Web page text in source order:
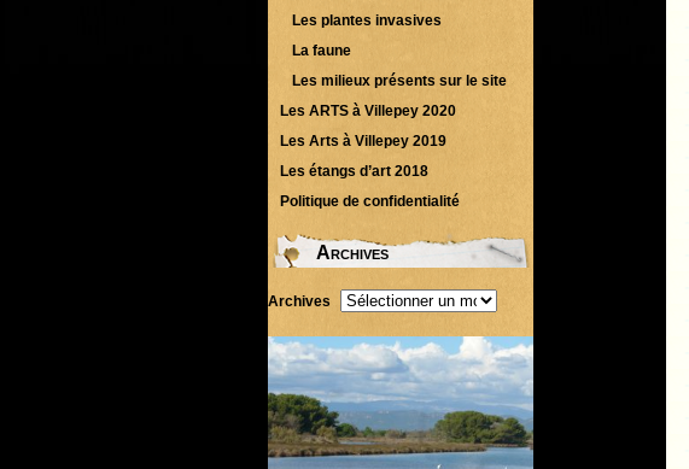
Les plantes invasives
La faune
Les milieux présents sur le site
Les ARTS à Villepey 2020
Les Arts à Villepey 2019
Les étangs d’art 2018
Politique de confidentialité
Archives
Archives